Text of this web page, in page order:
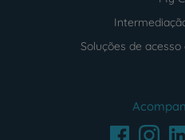
Soluções de
FacebookInstagram